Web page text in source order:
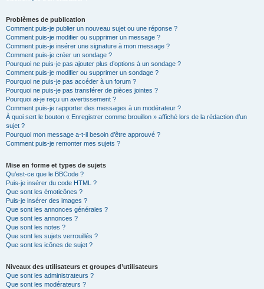
Problèmes de publication
Comment puis-je publier un nouveau sujet ou une réponse ?
Comment puis-je modifier ou supprimer un message ?
Comment puis-je insérer une signature à mon message ?
Comment puis-je créer un sondage ?
Pourquoi ne puis-je pas ajouter plus d’options à un sondage ?
Comment puis-je modifier ou supprimer un sondage ?
Pourquoi ne puis-je pas accéder à un forum ?
Pourquoi ne puis-je pas transférer de pièces jointes ?
Pourquoi ai-je reçu un avertissement ?
Comment puis-je rapporter des messages à un modérateur ?
À quoi sert le bouton « Enregistrer comme brouillon » affiché lors de la rédaction d’un
sujet ?
Pourquoi mon message a-t-il besoin d’être approuvé ?
Comment puis-je remonter mes sujets ?
Mise en forme et types de sujets
Qu’est-ce que le BBCode ?
Puis-je insérer du code HTML ?
Que sont les émoticônes ?
Puis-je insérer des images ?
Que sont les annonces générales ?
Que sont les annonces ?
Que sont les notes ?
Que sont les sujets verrouillés ?
Que sont les icônes de sujet ?
Niveaux des utilisateurs et groupes d’utilisateurs
Que sont les administrateurs ?
Que sont les modérateurs ?